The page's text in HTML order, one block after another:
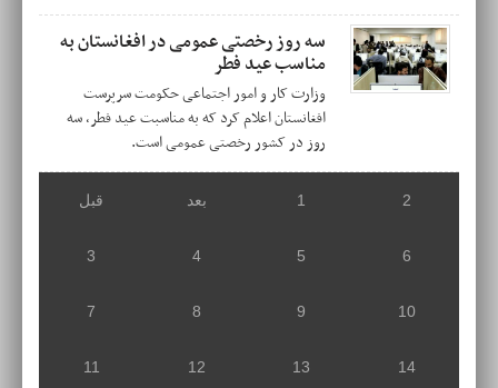
سه روز رخصتی عمومی در افغانستان به
مناسب عید فطر
وزارت کار و امور اجتماعی حکومت سرپرست
افغانستان اعلام کرد که به مناسبت عید فطر، سه
روز در کشور رخصتی عمومی است.
قبل بعد 1 2
3 4 5 6
7 8 9 10
11 12 13 14